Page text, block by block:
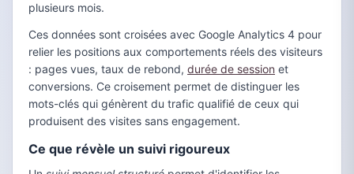
plusieurs mois.
Ces données sont croisées avec Google Analytics 4 pour
relier les positions aux comportements réels des visiteurs
: pages vues, taux de rebond, durée de session et
conversions. Ce croisement permet de distinguer les
mots-clés qui génèrent du trafic qualifié de ceux qui
produisent des visites sans engagement.
Ce que révèle un suivi rigoureux